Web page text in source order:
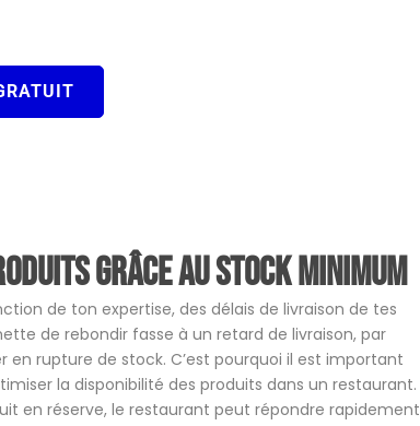
grâce au stock minimum
de ton expertise, des délais de livraison de tes
de rebondir fasse à un retard de livraison, par
en rupture de stock. C’est pourquoi il est important
la disponibilité des produits dans un restaurant.
en réserve, le restaurant peut répondre rapidement